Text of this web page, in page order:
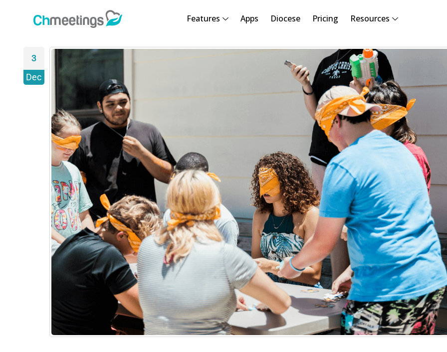
Features Apps Diocese Pricing Resources
3
Dec